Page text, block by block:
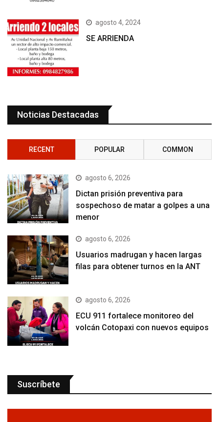
agosto 4, 2024
SE ARRIENDA
Noticias Destacadas
RECENT POPULAR COMMON
agosto 6, 2026
Dictan prisión preventiva para
sospechoso de matar a golpes a una
menor
agosto 6, 2026
Usuarios madrugan y hacen largas
filas para obtener turnos en la ANT
agosto 6, 2026
ECU 911 fortalece monitoreo del
volcán Cotopaxi con nuevos equipos
Suscríbete